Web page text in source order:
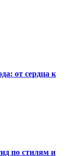
от сердца к
по стилям и